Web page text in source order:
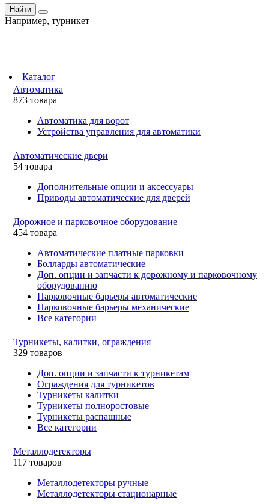
Найти
Например, турникет
Каталог
Автоматика
873 товара
Автоматика для ворот
Устройства управления для автоматики
Автоматические двери
54 товара
Дополнительные опции и аксессуары
Приводы автоматические для дверей
Дорожное и парковочное оборудование
454 товара
Автоматические платные парковки
Болларды автоматические
Доп. опции и запчасти к дорожному и парковочному
оборудованию
Парковочные барьеры автоматические
Парковочные барьеры механические
Все категории
Турникеты, калитки, ограждения
329 товаров
Доп. опции и запчасти к турникетам
Ограждения для турникетов
Турникеты калитки
Турникеты полноростовые
Турникеты распашные
Все категории
Металлодетекторы
117 товаров
Металлодетекторы ручные
Металлодетекторы стационарные